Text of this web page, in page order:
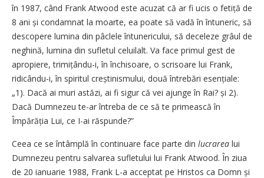
în 1987, când Frank Atwood este acuzat că ar fi ucis o fetiță de
8 ani și condamnat la moarte, ea poate să vadă în întuneric, să
descopere lumina din pâclele întunericului, să deceleze grâul de
neghină, lumina din sufletul celuilalt. Va face primul gest de
apropiere, trimițându-i, în închisoare, o scrisoare lui Frank,
ridicându-i, în spiritul creștinismului, două întrebări esențiale:
„1). Dacă ai muri astăzi, ai fi sigur că vei ajunge în Rai? și 2).
Dacă Dumnezeu te-ar întreba de ce să te primească în
Împărăția Lui, ce I-ai răspunde?”
Ceea ce se întâmplă în continuare face parte din lucrarea lui
Dumnezeu pentru salvarea sufletului lui Frank Atwood. În ziua
de 20 ianuarie 1988, Frank L-a acceptat pe Hristos ca Domn și